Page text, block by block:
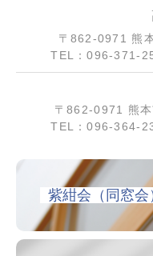
〒862-0971 熊
TEL：096-371-
〒862-0971 熊
TEL：096-364-
紫紺会（同窓会